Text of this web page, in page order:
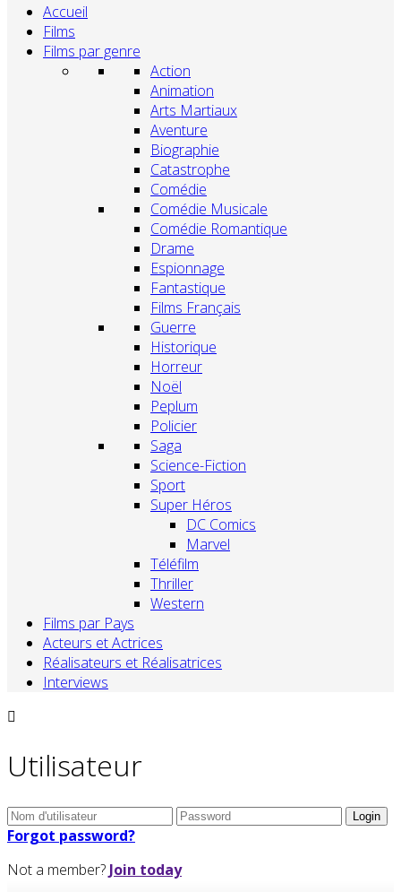
Accueil
Films
Films par genre
Action
Animation
Arts Martiaux
Aventure
Biographie
Catastrophe
Comédie
Comédie Musicale
Comédie Romantique
Drame
Espionnage
Fantastique
Films Français
Guerre
Historique
Horreur
Noël
Peplum
Policier
Saga
Science-Fiction
Sport
Super Héros
DC Comics
Marvel
Téléfilm
Thriller
Western
Films par Pays
Acteurs et Actrices
Réalisateurs et Réalisatrices
Interviews
Utilisateur
Forgot password?
Not a member? Join today